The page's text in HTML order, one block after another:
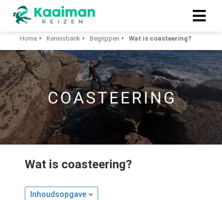
Home Kennisbank Begrippen Wat is coasteering?
Wat is coasteering?
Inhoudsopgave